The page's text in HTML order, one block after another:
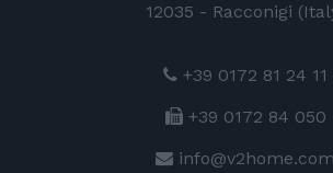
12035 - Racconigi
+39 0172 81 24 11
+39 0172 84 050
info@v2home.com